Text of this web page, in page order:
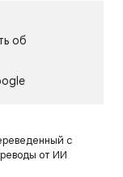
об
с
от ИИ